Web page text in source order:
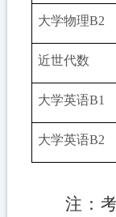
大学物理B2
近世代数
大学英语B1
大学英语B2
注：